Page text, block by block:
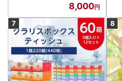
8,000